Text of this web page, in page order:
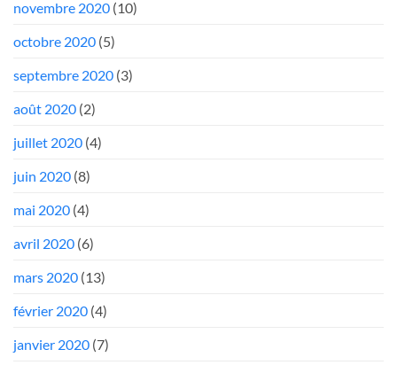
novembre 2020 (10)
octobre 2020 (5)
septembre 2020 (3)
août 2020 (2)
juillet 2020 (4)
juin 2020 (8)
mai 2020 (4)
avril 2020 (6)
mars 2020 (13)
février 2020 (4)
janvier 2020 (7)